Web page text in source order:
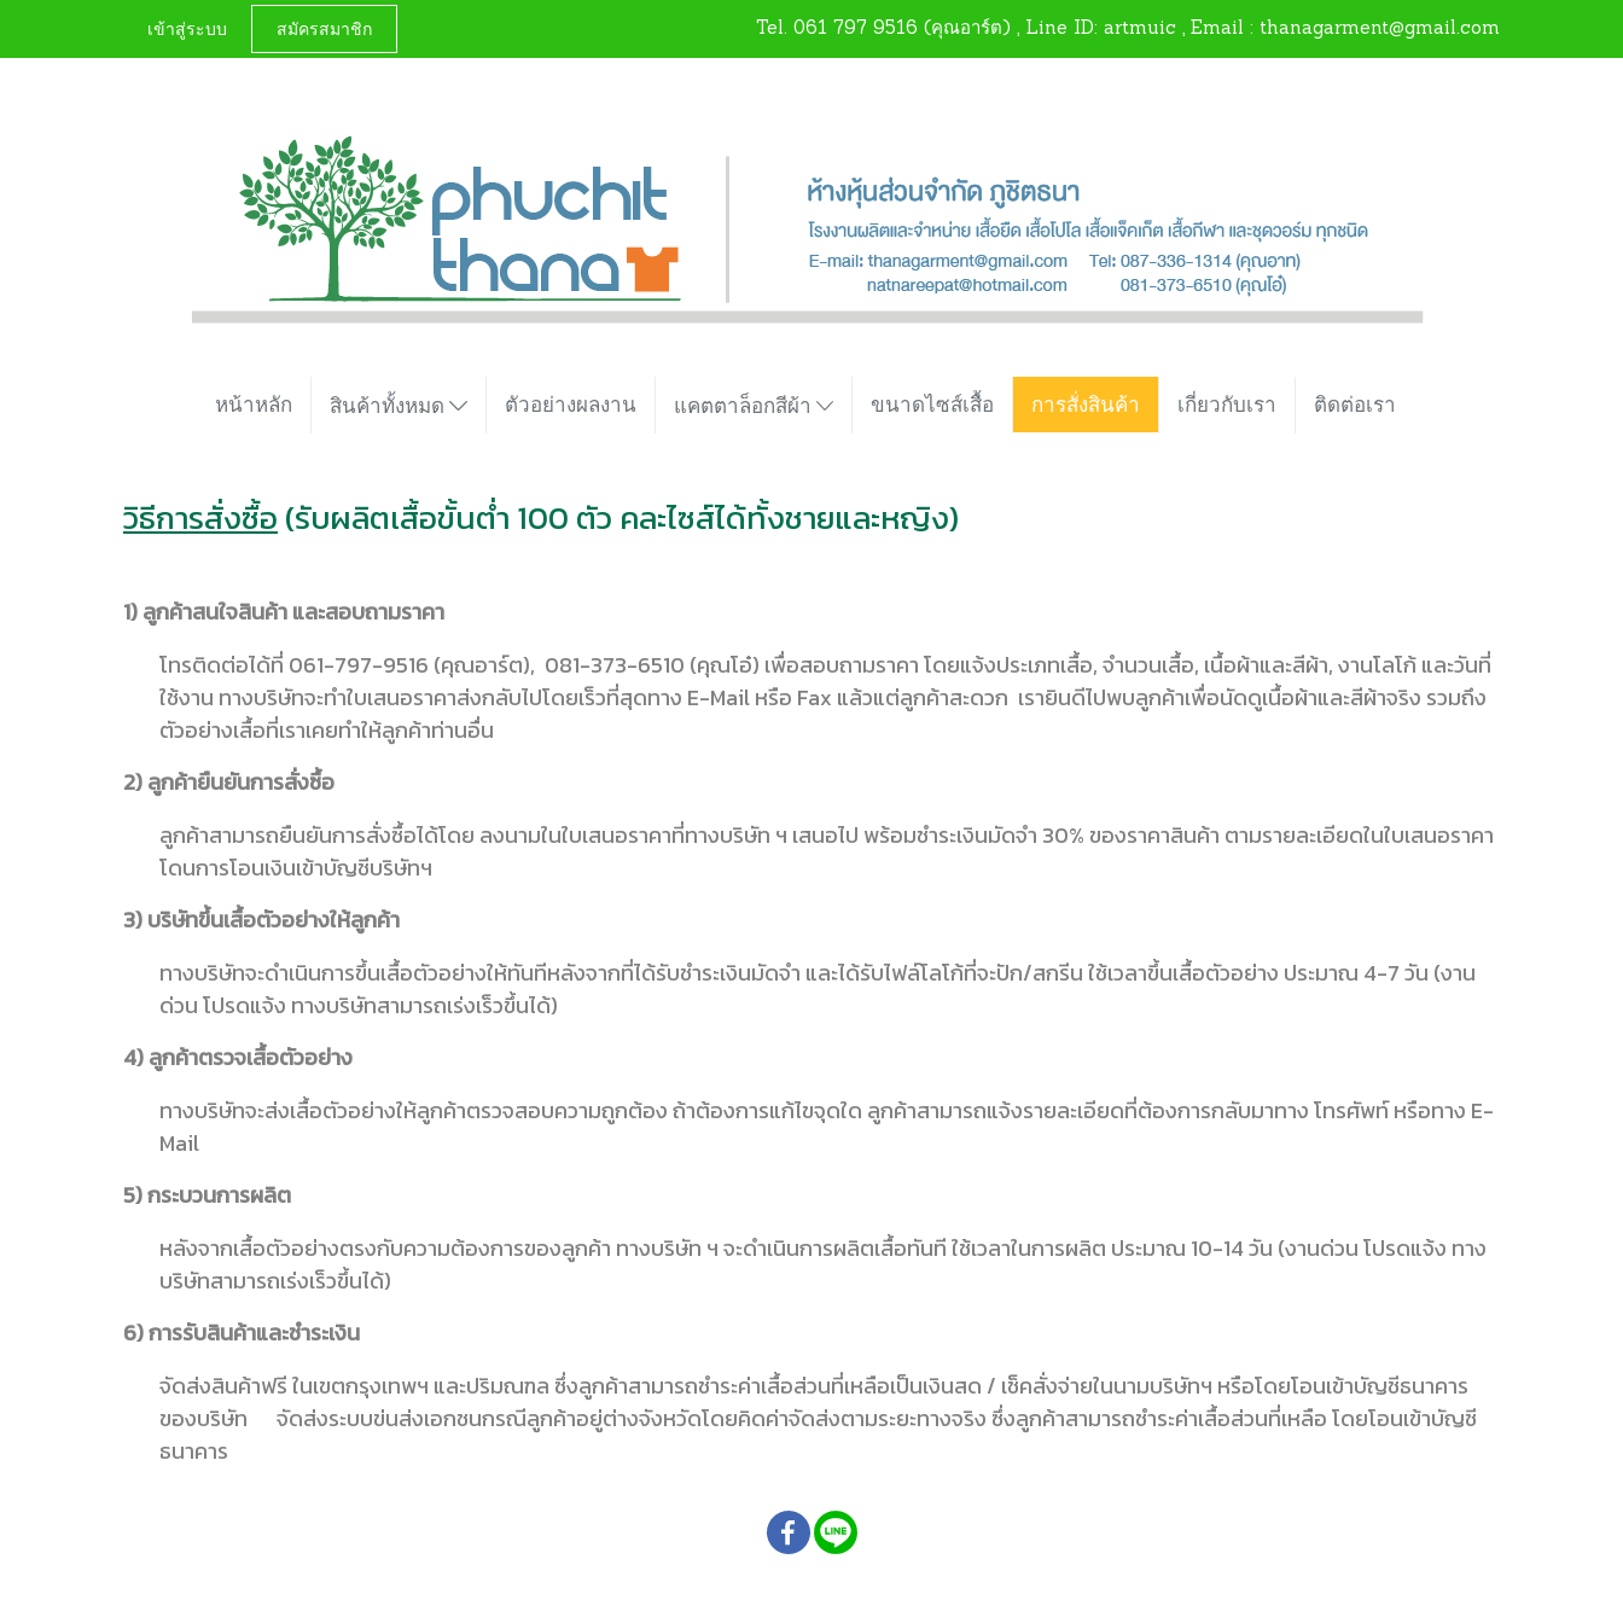
เข้าสู่ระบบ สมัครสมาชิก Tel. 061 797 9516 (คุณอาร์ต) , Line ID: artmuic , Email : thanagarment@gmail.com
หน้าหลัก สินค้าทั้งหมด ตัวอย่างผลงาน แคตตาล็อกสีผ้า ขนาดไซส์เสื้อ การสั่งสินค้า เกี่ยวกับเรา ติดต่อเรา
วิธีการสั่งซื้อ (รับผลิตเสื้อขั้นต่ำ 100 ตัว คละไซส์ได้ทั้งชายและหญิง)
1) ลูกค้าสนใจสินค้า และสอบถามราคา
โทรติดต่อได้ที่ 061-797-9516 (คุณอาร์ต), 081-373-6510 (คุณโอ๋) เพื่อสอบถามราคา โดยแจ้งประเภทเสื้อ, จำนวนเสื้อ, เนื้อผ้าและสีผ้า, งานโลโก้ และวันที่
ใช้งาน ทางบริษัทจะทำใบเสนอราคาส่งกลับไปโดยเร็วที่สุดทาง E-Mail หรือ Fax แล้วแต่ลูกค้าสะดวก เรายินดีไปพบลูกค้าเพื่อนัดดูเนื้อผ้าและสีผ้าจริง รวมถึง
ตัวอย่างเสื้อที่เราเคยทำให้ลูกค้าท่านอื่น
2) ลูกค้ายืนยันการสั่งซื้อ
ลูกค้าสามารถยืนยันการสั่งซื้อได้โดย ลงนามในใบเสนอราคาที่ทางบริษัท ฯ เสนอไป พร้อมชำระเงินมัดจำ 30% ของราคาสินค้า ตามรายละเอียดในใบเสนอราคา
โดนการโอนเงินเข้าบัญชีบริษัทฯ
3) บริษัทขึ้นเสื้อตัวอย่างให้ลูกค้า
ทางบริษัทจะดำเนินการขึ้นเสื้อตัวอย่างให้ทันทีหลังจากที่ได้รับชำระเงินมัดจำ และได้รับไฟล์โลโก้ที่จะปัก/สกรีน ใช้เวลาขึ้นเสื้อตัวอย่าง ประมาณ 4-7 วัน (งาน
ด่วน โปรดแจ้ง ทางบริษัทสามารถเร่งเร็วขึ้นได้)
4) ลูกค้าตรวจเสื้อตัวอย่าง
ทางบริษัทจะส่งเสื้อตัวอย่างให้ลูกค้าตรวจสอบความถูกต้อง ถ้าต้องการแก้ไขจุดใด ลูกค้าสามารถแจ้งรายละเอียดที่ต้องการกลับมาทาง โทรศัพท์ หรือทาง E-
Mail
5) กระบวนการผลิต
หลังจากเสื้อตัวอย่างตรงกับความต้องการของลูกค้า ทางบริษัท ฯ จะดำเนินการผลิตเสื้อทันที ใช้เวลาในการผลิต ประมาณ 10-14 วัน (งานด่วน โปรดแจ้ง ทาง
บริษัทสามารถเร่งเร็วขึ้นได้)
6) การรับสินค้าและชำระเงิน
จัดส่งสินค้าฟรี ในเขตกรุงเทพฯ และปริมณฑล ซึ่งลูกค้าสามารถชำระค่าเสื้อส่วนที่เหลือเป็นเงินสด / เช็คสั่งจ่ายในนามบริษัทฯ หรือโดยโอนเข้าบัญชีธนาคาร
ของบริษัท จัดส่งระบบข่นส่งเอกชนกรณีลูกค้าอยู่ต่างจังหวัดโดยคิดค่าจัดส่งตามระยะทางจริง ซึ่งลูกค้าสามารถชำระค่าเสื้อส่วนที่เหลือ โดยโอนเข้าบัญชี
ธนาคาร